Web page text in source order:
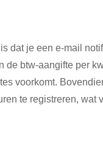
dat je een e-mail
btw-aangifte per
voorkomt.
te registreren, wat